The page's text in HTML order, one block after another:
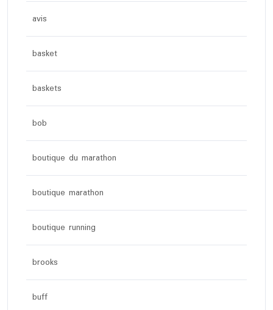
avis
basket
baskets
bob
boutique du marathon
boutique marathon
boutique running
brooks
buff